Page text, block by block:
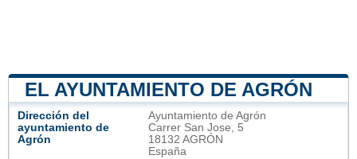
EL AYUNTAMIENTO DE AGRÓN
Dirección del
ayuntamiento de
Agrón
Ayuntamiento de Agrón
Carrer San Jose, 5
18132 AGRÓN
España